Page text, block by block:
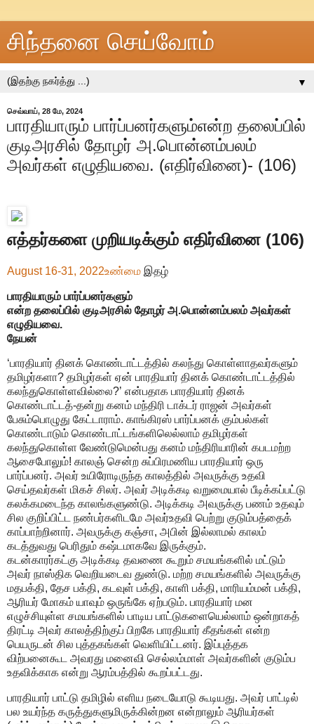
சிந்தனை செய்வோம்
▼
செவ்வாய், 28 மே, 2024
பாரதியாரும் பார்ப்பனர்களும்என்ற தலைப்பில்
குடிஅரசில் தோழர் அ.பொன்னம்பலம்
அவர்கள் எழுதியவை. (எதிர்வினை)- (106)
எத்தர்களை முறியடிக்கும் எதிர்வினை (106)
August 16-31, 2022உண்மை இதழ்
பாரதியாரும் பார்ப்பனர்களும்
என்ற தலைப்பில் குடிஅரசில் தோழர் அ.பொன்னம்பலம் அவர்கள்
எழுதியவை.
நேயன்
‘பாரதியார் தினக் கொண்டாட்டத்தில் கலந்து கொள்ளாதவர்களும்
தமிழர்களா? தமிழர்கள் ஏன் பாரதியார் தினக் கொண்டாட்டத்தில்
கலந்துகொள்ளவில்லை?’ என்பதாக பாரதியார் தினக்
கொண்டாட்டத்-தன்று கனம் மந்திரி டாக்டர் ராஜன் அவர்கள்
பேசும்பொழுது கேட்டாராம். காங்கிரஸ் பார்ப்பனக் கும்பல்கள்
கொண்டாடும் கொண்டாட்டங்களிலெல்லாம் தமிழர்கள்
கலந்துகொள்ள வேண்டுமென்பது கனம் மந்திரியாரின் கபடமற்ற
ஆசைபோலும்! காலஞ் சென்ற சுப்பிரமணிய பாரதியார் ஒரு
பார்ப்பனர். அவர் உயிரோடிருந்த காலத்தில் அவருக்கு உதவி
செய்தவர்கள் மிகச் சிலர். அவர் அடிக்கடி வறுமையால் பீடிக்கப்பட்டு
கலக்கமடைந்த காலங்களுண்டு. அடிக்கடி அவருக்கு பணம் உதவும்
சில குறிப்பிட்ட நண்பர்களிடமே அவர்உதவி பெற்று குடும்பத்தைக்
காப்பாற்றினார். அவருக்கு கஞ்சா, அபின் இல்லாமல் காலம்
கடத்துவது பெரிதும் கஷ்டமாகவே இருக்கும்.
கடன்காரர்கட்கு அடிக்கடி தவணை கூறும் சமயங்களில் மட்டும்
அவர் நாஸ்திக வெறியடைவ துண்டு. மற்ற சமயங்களில் அவருக்கு
மதபக்தி, தேச பக்தி, கடவுள் பக்தி, காளி பக்தி, மாரியம்மன் பக்தி,
ஆரியர் மோகம் யாவும் ஒருங்கே ஏற்படும். பாரதியார் மன
எழுச்சியுள்ள சமயங்களில் பாடிய பாட்டுகளையெல்லாம் ஒன்றாகத்
திரட்டி அவர் காலத்திற்குப் பிறகே பாரதியார் கீதங்கள் என்ற
பெயருடன் சில புத்தகங்கள் வெளியிட்டனர். இப்புத்தக
விற்பனைகூட அவரது மனைவி செல்லம்மாள் அவர்களின் குடும்ப
உதவிக்காக என்று ஆரம்பத்தில் கூறப்பட்டது.
பாரதியார் பாட்டு தமிழில் எளிய நடையோடு கூடியது. அவர் பாட்டில்
பல உயர்ந்த கருத்துகளுமிருக்கின்றன என்றாலும் ஆரியர்கள்